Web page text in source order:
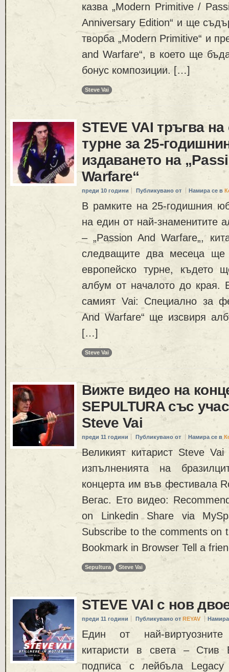
казва „Modern Primitive /
Anniversary Edition“ и ще
творба „Modern Primitive“ и
and Warfare“, в което ще
бонус композиции. […]
Steve Vai
STEVE VAI тръгва
турне за 25-
издаването на
Warfare“
преди 10 години Публикувано от Намира се в
В рамките на 25-годишния
на един от най-знаменитите
– „Passion And Warfare„,
следващите два месеца ще
европейско турне, където
албум от началото до края.
самият Vai: Специално за
And Warfare“ ще изсвиря
[…]
Steve Vai
Вижте видео на
SEPULTURA със
Steve Vai
преди 11 години Публикувано от Намира се в
Великият китарист Steve
изпълненията на
концерта им във фестивала
Вегас. Ето видео:
on Linkedin Share via
Subscribe to the comments on
Bookmark in Browser Tell a
Sepultura Steve Vai
STEVE VAI с нов
преди 11 години Публикувано от REYAV
Един от най-
китаристи в света – Стив
подписа с лейбъла Legacy